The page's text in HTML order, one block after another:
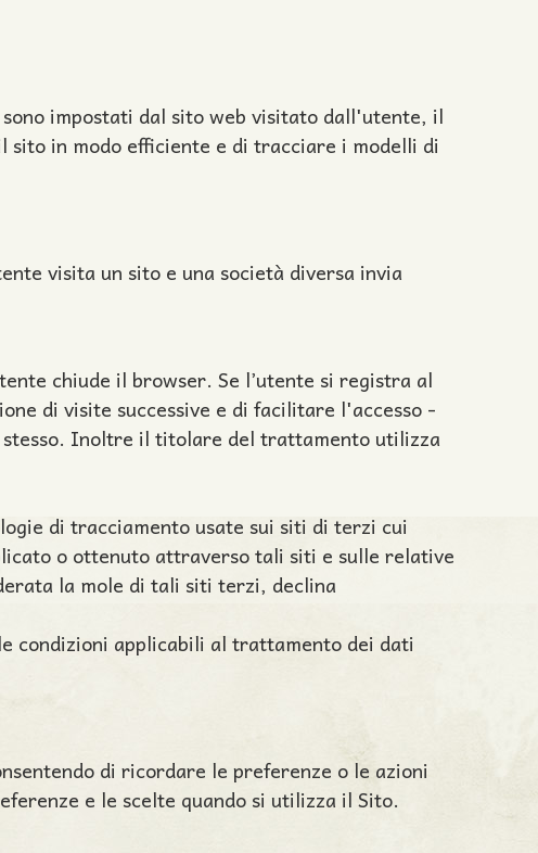
impostati dal sito web visitato dall'utente, il
in modo efficiente e di tracciare i modelli di
visita un sito e una società diversa invia
chiude il browser. Se l’utente si registra al
di visite successive e di facilitare l'accesso -
stesso. Inoltre il titolare del trattamento utilizza
di tracciamento usate sui siti di terzi cui
o ottenuto attraverso tali siti e sulle relative
la mole di tali siti terzi, declina
condizioni applicabili al trattamento dei dati
di ricordare le preferenze o le azioni
e le scelte quando si utilizza il Sito.